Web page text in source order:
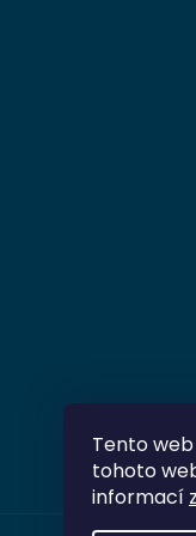
Tento
tohoto
informací